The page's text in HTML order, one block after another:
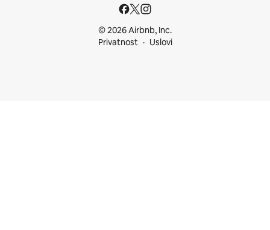
© 2026 Airbnb, Inc.
Privatnost
Uslovi